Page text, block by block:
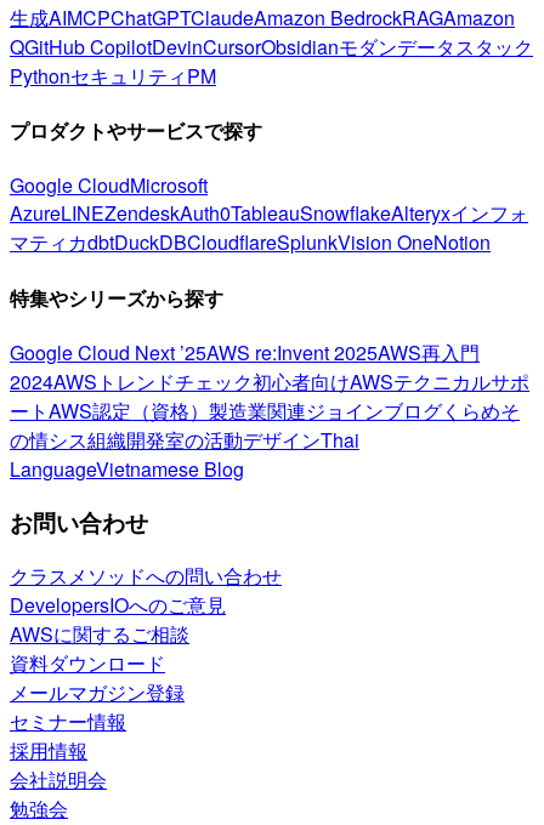
生成AIMCPChatGPTClaudeAmazon BedrockRAGAmazon
QGitHub CopilotDevinCursorObsidianモダンデータスタック
PythonセキュリティPM
プロダクトやサービスで探す
Google CloudMicrosoft
AzureLINEZendeskAuth0TableauSnowflakeAlteryxインフォ
マティカdbtDuckDBCloudflareSplunkVision OneNotion
特集やシリーズから探す
Google Cloud Next ’25AWS re:Invent 2025AWS再入門
2024AWSトレンドチェック初心者向けAWSテクニカルサポ
ートAWS認定（資格） 製造業関連ジョインブログくらめそ
の情シス組織開発室の活動デザインThai
LanguageVietnamese Blog
お問い合わせ
クラスメソッドへの問い合わせ
DevelopersIOへのご意見
AWSに関するご相談
資料ダウンロード
メールマガジン登録
セミナー情報
採用情報
会社説明会
勉強会